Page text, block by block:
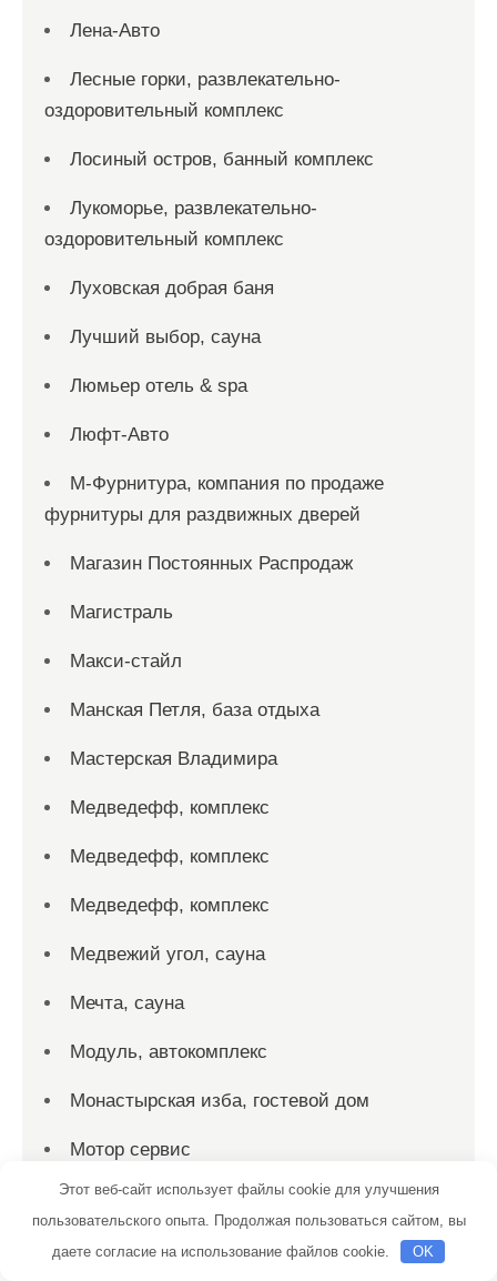
Лена-Авто
Лесные горки, развлекательно-
оздоровительный комплекс
Лосиный остров, банный комплекс
Лукоморье, развлекательно-
оздоровительный комплекс
Луховская добрая баня
Лучший выбор, сауна
Люмьер отель & spa
Люфт-Авто
М-Фурнитура, компания по продаже
фурнитуры для раздвижных дверей
Магазин Постоянных Распродаж
Магистраль
Макси-стайл
Манская Петля, база отдыха
Мастерская Владимира
Медведефф, комплекс
Медведефф, комплекс
Медведефф, комплекс
Медвежий угол, сауна
Мечта, сауна
Модуль, автокомплекс
Монастырская изба, гостевой дом
Мотор сервис
На Донгузской, сауна
На Углях
Этот веб-сайт использует файлы cookie для улучшения
пользовательского опыта. Продолжая пользоваться сайтом, вы
даете согласие на использование файлов cookie.
OK